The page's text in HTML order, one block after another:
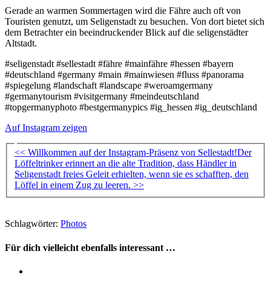
Gerade an warmen Sommertagen wird die Fähre auch oft von
Touristen genutzt, um Seligenstadt zu besuchen. Von dort bietet sich
dem Betrachter ein beeindruckender Blick auf die seligenstädter
Altstadt.
#seligenstadt #sellestadt #fähre #mainfähre #hessen #bayern
#deutschland #germany #main #mainwiesen #fluss #panorama
#spiegelung #landschaft #landscape #weroamgermany
#germanytourism #visitgermany #meindeutschland
#topgermanyphoto #bestgermanypics #ig_hessen #ig_deutschland
Auf Instagram zeigen
<< Willkommen auf der Instagram-Präsenz von Sellestadt!Der
Löffeltrinker erinnert an die alte Tradition, dass Händler in
Seligenstadt freies Geleit erhielten, wenn sie es schafften, den
Löffel in einem Zug zu leeren. >>
Schlagwörter: Photos
Für dich vielleicht ebenfalls interessant …